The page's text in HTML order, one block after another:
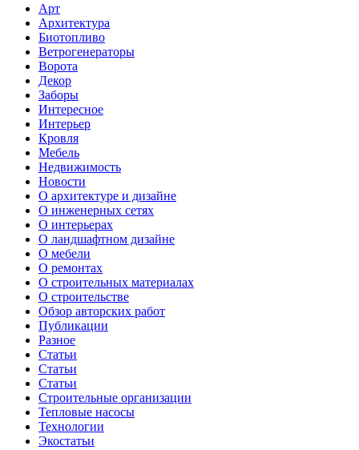
Арт
Архитектура
Биотопливо
Ветрогенераторы
Ворота
Декор
Заборы
Интересное
Интерьер
Кровля
Мебель
Недвижимость
Новости
О архитектуре и дизайне
О инженерных сетях
О интерьерах
О ландшафтном дизайне
О мебели
О ремонтах
О строительных материалах
О строительстве
Обзор авторских работ
Публикации
Разное
Статьи
Статьи
Статьи
Строительные организации
Тепловые насосы
Технологии
Экостатьи